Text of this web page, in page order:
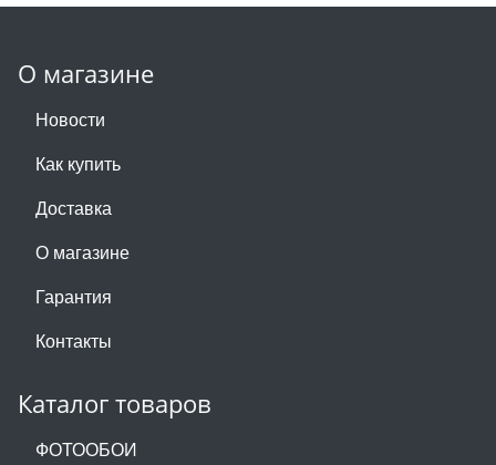
О магазине
Новости
Как купить
Доставка
О магазине
Гарантия
Контакты
Каталог товаров
ФОТООБОИ